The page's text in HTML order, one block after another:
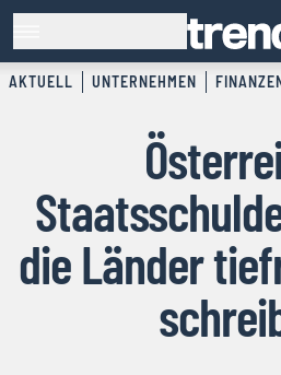
AKTUELL UNTERNEHMEN
die Länder